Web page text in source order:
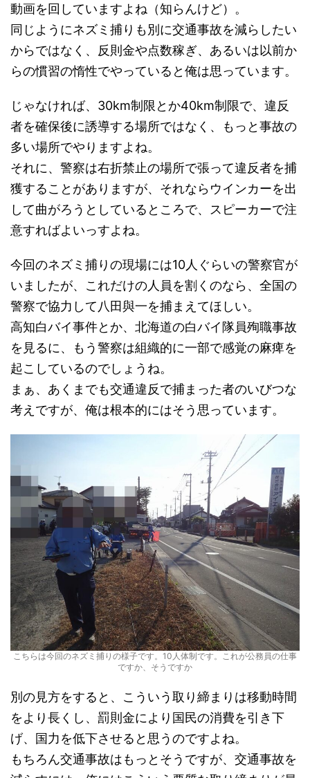
動画を回していますよね（知らんけど）。
同じようにネズミ捕りも別に交通事故を減らしたい
からではなく、反則金や点数稼ぎ、あるいは以前か
らの慣習の惰性でやっていると俺は思っています。
じゃなければ、30km制限とか40km制限で、違反
者を確保後に誘導する場所ではなく、もっと事故の
多い場所でやりますよね。
それに、警察は右折禁止の場所で張って違反者を捕
獲することがありますが、それならウインカーを出
して曲がろうとしているところで、スピーカーで注
意すればよいっすよね。
今回のネズミ捕りの現場には10人ぐらいの警察官が
いましたが、これだけの人員を割くのなら、全国の
警察で協力して八田與一を捕まえてほしい。
高知白バイ事件とか、北海道の白バイ隊員殉職事故
を見るに、もう警察は組織的に一部で感覚の麻痺を
起こしているのでしょうね。
まぁ、あくまでも交通違反で捕まった者のいびつな
考えですが、俺は根本的にはそう思っています。
こちらは今回のネズミ捕りの様子です。10人体制です。これが公務員の仕事
ですか、そうですか
別の見方をすると、こういう取り締まりは移動時間
をより長くし、罰則金により国民の消費を引き下
げ、国力を低下させると思うのですよね。
もちろん交通事故はもっとそうですが、交通事故を